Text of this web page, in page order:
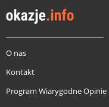
O nas
Kontakt
Program Wiarygodne Opinie